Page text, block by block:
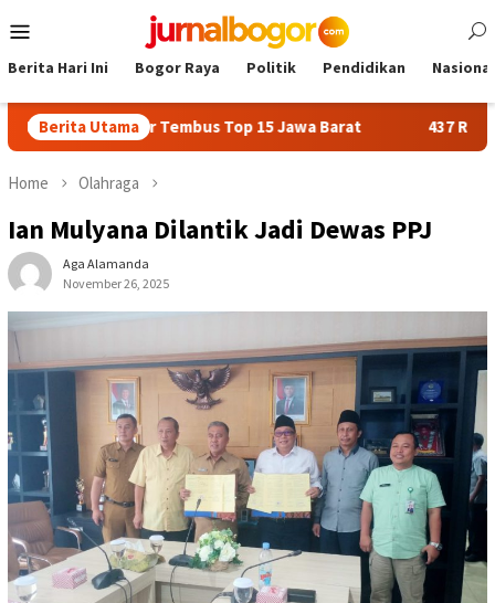
to
Menu
Berita Hari Ini Bogor Raya Politik Pendidikan Nasional
Berita Utama
Bogor Tembus Top 15 Jawa Barat 437 Rider dari 18
Home Olahraga
Ian Mulyana Dilantik Jadi Dewas PPJ
Aga Alamanda
November 26, 2025